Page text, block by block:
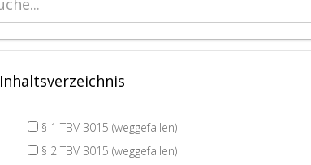
Inhaltsverzeichnis
§ 1 TBV 3015 (weggefallen)
§ 2 TBV 3015 (weggefallen)